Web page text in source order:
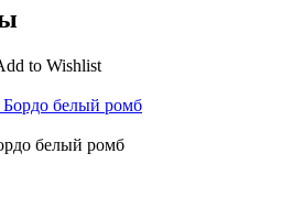
белый ромб